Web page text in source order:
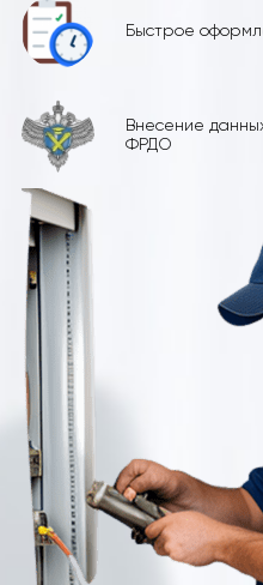
Быстрое
Внесение
ФРДО